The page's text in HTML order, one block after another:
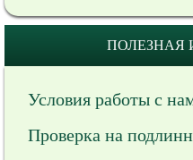
ПОЛЕЗНАЯ
Условия работы с
Проверка на